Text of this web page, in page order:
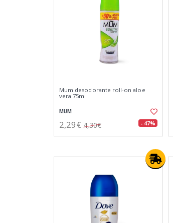
Mum desodorante roll-on aloe
vera 75ml
MUM
2,29€ 4,30€ - 47%